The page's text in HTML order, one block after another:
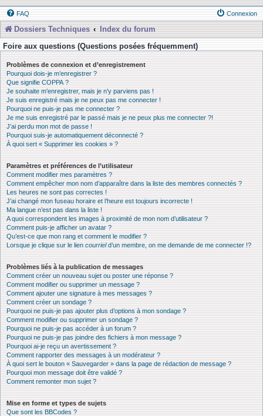
FAQ Connexion
Dossiers Techniques
Index du forum
Foire aux questions (Questions posées fréquemment)
Problèmes de connexion et d’enregistrement
Pourquoi dois-je m’enregistrer ?
Que signifie COPPA ?
Je souhaite m’enregistrer, mais je n’y parviens pas !
Je suis enregistré mais je ne peux pas me connecter !
Pourquoi ne puis-je pas me connecter ?
Je me suis enregistré par le passé mais je ne peux plus me connecter ?!
J’ai perdu mon mot de passe !
Pourquoi suis-je automatiquement déconnecté ?
À quoi sert « Supprimer les cookies » ?
Paramètres et préférences de l’utilisateur
Comment modifier mes paramètres ?
Comment empêcher mon nom d’apparaître dans la liste des membres connectés ?
Les heures ne sont pas correctes !
J’ai changé mon fuseau horaire et l’heure est toujours incorrecte !
Ma langue n’est pas dans la liste !
A quoi correspondent les images à proximité de mon nom d’utilisateur ?
Comment puis-je afficher un avatar ?
Qu’est-ce que mon rang et comment le modifier ?
Lorsque je clique sur le lien courrield’un membre, on me demande de me connecter !?
Problèmes liés à la publication de messages
Comment créer un nouveau sujet ou poster une réponse ?
Comment modifier ou supprimer un message ?
Comment ajouter une signature à mes messages ?
Comment créer un sondage ?
Pourquoi ne puis-je pas ajouter plus d’options à mon sondage ?
Comment modifier ou supprimer un sondage ?
Pourquoi ne puis-je pas accéder à un forum ?
Pourquoi ne puis-je pas joindre des fichiers à mon message ?
Pourquoi ai-je reçu un avertissement ?
Comment rapporter des messages à un modérateur ?
À quoi sert le bouton « Sauvegarder » dans la page de rédaction de message ?
Pourquoi mon message doit être validé ?
Comment remonter mon sujet ?
Mise en forme et types de sujets
Que sont les BBCodes ?